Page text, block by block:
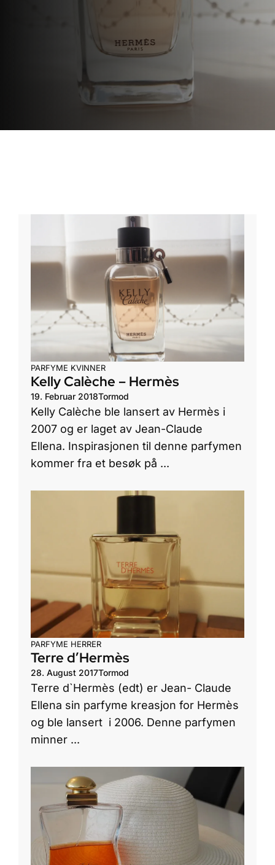
PARFYME KVINNER
Kelly Calèche – Hermès
19. Februar 2018Tormod
Kelly Calèche ble lansert av Hermès i
2007 og er laget av Jean-Claude
Ellena. Inspirasjonen til denne parfymen
kommer fra et besøk på ...
PARFYME HERRER
Terre d’Hermès
28. August 2017Tormod
Terre d`Hermès (edt) er Jean- Claude
Ellena sin parfyme kreasjon for Hermès
og ble lansert i 2006. Denne parfymen
minner ...